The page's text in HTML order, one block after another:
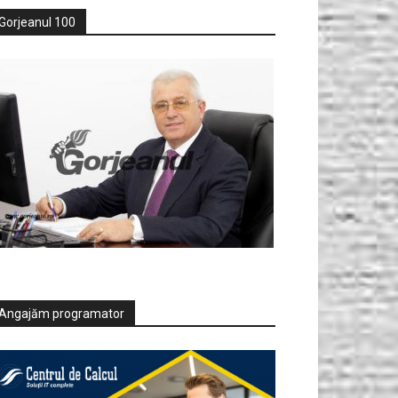
100
programator